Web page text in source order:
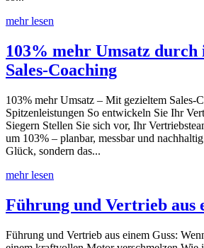
mehr lesen
103% mehr Umsatz
Sales-Coaching
103% mehr Umsatz – Mit gezieltem Sales-
Spitzenleistungen So entwickeln Sie Ihr
Siegern Stellen Sie sich vor, Ihr
um 103% – planbar, messbar und
Glück, sondern das...
mehr lesen
Führung und Vertrieb aus
Führung und Vertrieb aus einem Guss: